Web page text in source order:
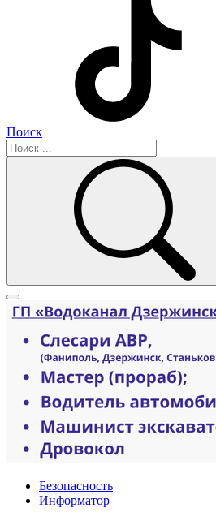
Поиск
Безопасность
Информатор